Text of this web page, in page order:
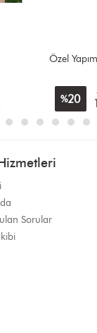
10mm Ayyıldız
TL
Sorular